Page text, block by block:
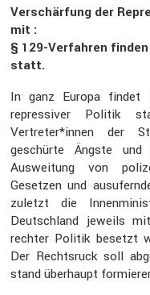
Verschär­fung der
mit :
§ 129-Verfahren
statt.
In ganz Europa findet
repres­siver Politik
Vertreter*innen der
geschürte Ängste und
Auswei­tung von
Gesetzen und
zuletzt die
Deutsch­land jeweils
rechter Politik besetzt
Der Rechts­ruck soll
stand überhaupt